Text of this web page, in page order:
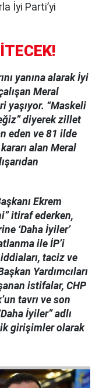
İyi Parti’yi
yanına alarak İyi
Meral
yaşıyor. “Maskeli
diyerek zillet
eden ve 81 ilde
alan Meral
Ekrem
itiraf ederken,
‘Daha İyiler’
ile İP’i
taciz ve
Yardımcıları
istifalar, CHP
tavrı ve son
İyiler” adlı
girişimler olarak